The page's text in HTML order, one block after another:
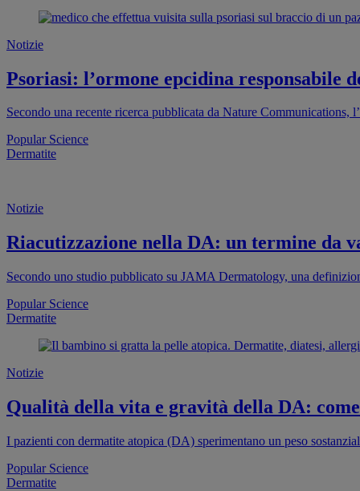
Notizie
Psoriasi: l’ormone epcidina responsabile
Secondo una recente ricerca pubblicata da Nature
Popular Science
Dermatite
Notizie
Riacutizzazione nella DA: un termine da
Secondo uno studio pubblicato su JAMA Dermatology, una
Popular Science
Dermatite
Notizie
Qualità della vita e gravità della DA:
I pazienti con dermatite atopica (DA) sperimentano un peso
Popular Science
Dermatite